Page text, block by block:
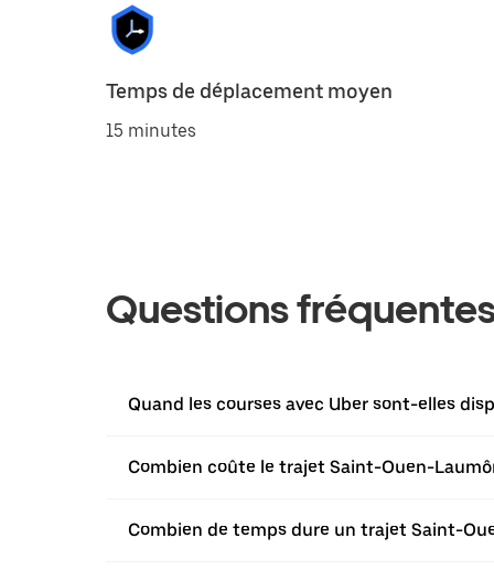
Temps de déplacement moyen
15 minutes
Questions
Quand les courses avec Uber sont-elles
Combien coûte le trajet Saint-Ouen-
Combien de temps dure un trajet Saint-